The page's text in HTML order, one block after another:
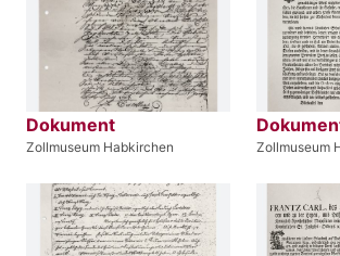
Dokument
Zollmuseum Habkirchen Zollmuseum